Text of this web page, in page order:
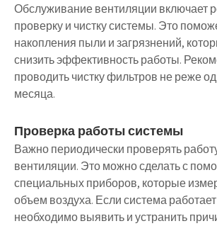
Обслуживание вентиляции включает
проверку и чистку системы. Это
накопления пыли и загрязнений,
снизить эффективность работы.
проводить чистку фильтров не реже
месяца.
Проверка работы системы
Важно периодически проверять
вентиляции. Это можно сделать с
специальных приборов, которые
объем воздуха. Если система
необходимо выявить и устранить